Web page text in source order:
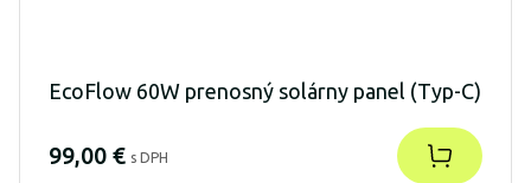
EcoFlow 60W prenosný solárny panel (Typ-C)
99,00 € s DPH